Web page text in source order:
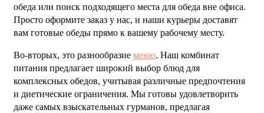
обеда или поиск подходящего места для обеда вне офиса.
Просто оформите заказ у нас, и наши курьеры доставят
вам готовые обеды прямо к вашему рабочему месту.
Во-вторых, это разнообразие меню. Наш комбинат
питания предлагает широкий выбор блюд для
комплексных обедов, учитывая различные предпочтения
и диетические ограничения. Мы готовы удовлетворить
даже самых взыскательных гурманов, предлагая